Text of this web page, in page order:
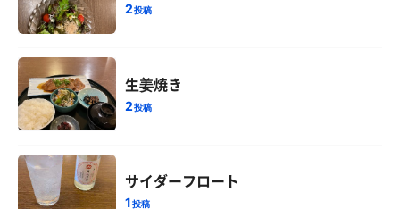
2投稿
生姜焼き
2投稿
サイダーフロート
1投稿